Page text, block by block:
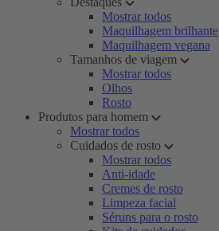
Mostrar todos
Maquilhagem brilhante
Maquilhagem vegana
Tamanhos de viagem
Mostrar todos
Olhos
Rosto
Produtos para homem
Mostrar todos
Cuidados de rosto
Mostrar todos
Anti-idade
Cremes de rosto
Limpeza facial
Séruns para o rosto